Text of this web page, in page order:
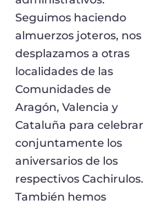
Seguimos haciendo
almuerzos joteros, nos
desplazamos a otras
localidades de las
Comunidades de
Aragón, Valencia y
Cataluña para celebrar
conjuntamente los
aniversarios de los
respectivos Cachirulos.
También hemos